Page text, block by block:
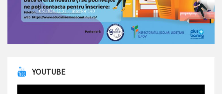
YOUTUBE